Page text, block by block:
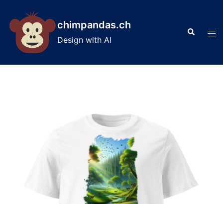
content
chimpandas.ch
Design with AI
Search